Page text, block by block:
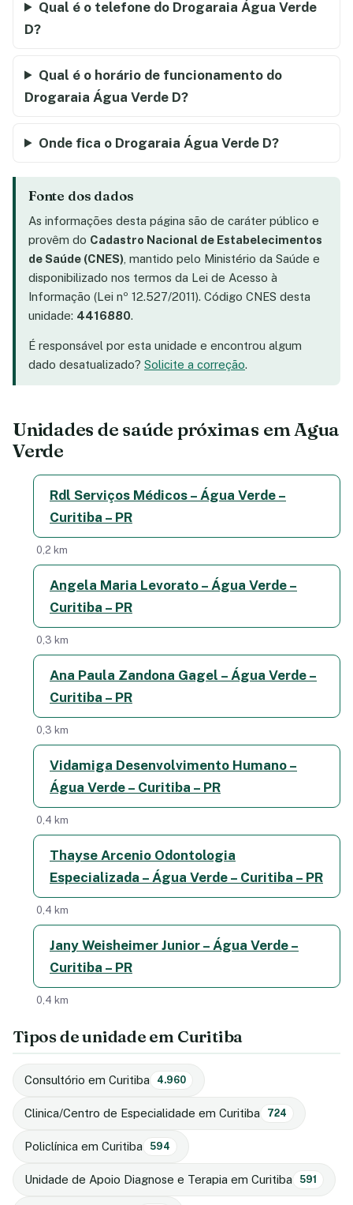
Qual é o telefone do Drogaraia Água Verde
D?
Qual é o horário de funcionamento do
Drogaraia Água Verde D?
Onde fica o Drogaraia Água Verde D?
Fonte dos dados
As informações desta página são de caráter público e
provêm do Cadastro Nacional de Estabelecimentos
de Saúde (CNES) , mantido pelo Ministério da Saúde e
disponibilizado nos termos da Lei de Acesso à
Informação (Lei nº 12.527/2011). Código CNES desta
unidade: 4416880.
É responsável por esta unidade e encontrou algum
dado desatualizado? Solicite a correção.
Unidades de saúde próximas em Agua
Verde
Rdl Serviços Médicos – Água Verde –
Curitiba – PR
0,2 km
Angela Maria Levorato – Água Verde –
Curitiba – PR
0,3 km
Ana Paula Zandona Gagel – Água Verde –
Curitiba – PR
0,3 km
Vidamiga Desenvolvimento Humano –
Água Verde – Curitiba – PR
0,4 km
Thayse Arcenio Odontologia
Especializada – Água Verde – Curitiba – PR
0,4 km
Jany Weisheimer Junior – Água Verde –
Curitiba – PR
0,4 km
Tipos de unidade em Curitiba
Consultório em Curitiba 4.960
Clinica/Centro de Especialidade em Curitiba 724
Policlínica em Curitiba 594
Unidade de Apoio Diagnose e Terapia em Curitiba 591